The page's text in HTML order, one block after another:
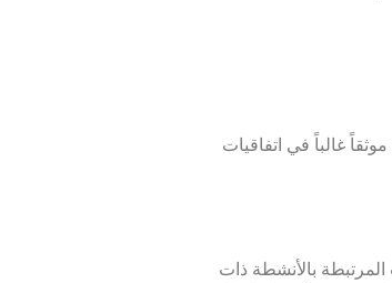
غالباً في اتفاقيات
المرتبطة بالأنشطة ذات